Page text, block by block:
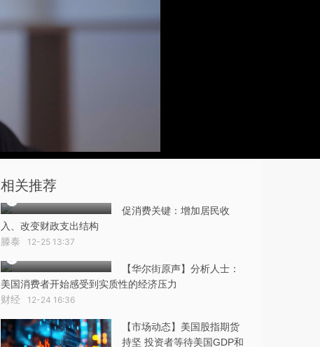
相关推荐
促消费关键：增加居民收
入、改变财政支出结构
滕泰 12-25 13:37
【华尔街原声】分析人士：
美国消费者开始感受到实质性的经济压力
财经 12-24 16:36
【市场动态】美国股指期货
持坚 投资者等待美国GDP和